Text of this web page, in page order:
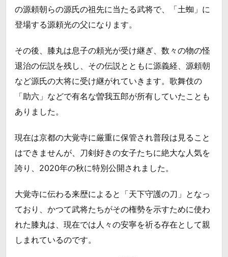
の源頼朝らの源氏の祖先に当たる武将で、「土蜘」に
登場する源頼光の父になります。
その後、膝丸は息子の頼光が受け継ぎ、数々の物の怪
退治の伝説を残し、その伝説とともに源義経、源頼朝
など源氏の大将に受け継がれていきます。歌舞伎の
「助六」などで有名な曽我五郎が所有していたことも
ありました。
現在は京都の大覚寺に厳重に保管され普段は見ること
はできませんが、刀剣好きの女子たちに絶大な人気を
誇り、2020年の秋に特別公開されました。
大覚寺に伝わる来歴によると「天下守護の刀」となっ
ており、かつて武将たちがその権勢を示すために使わ
れた膝丸は、現在では人々の安寧を祈る存在として親
しまれているのです。